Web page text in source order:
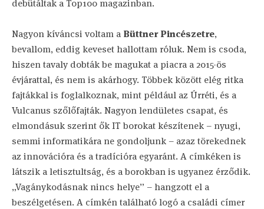
debütáltak a Top100 magazinban.
Nagyon kíváncsi voltam a Büttner Pincészetre,
bevallom, eddig keveset hallottam róluk. Nem is csoda,
hiszen tavaly dobták be magukat a piacra a 2015-ös
évjárattal, és nem is akárhogy. Többek között elég ritka
fajtákkal is foglalkoznak, mint például az Úrréti, és a
Vulcanus szőlőfajták. Nagyon lendületes csapat, és
elmondásuk szerint ők IT borokat készítenek – nyugi,
semmi informatikára ne gondoljunk – azaz törekednek
az innovációra és a tradícióra egyaránt. A címkéken is
látszik a letisztultság, és a borokban is ugyanez érződik.
„Vagánykodásnak nincs helye” – hangzott el a
beszélgetésen. A címkén található logó a családi címer